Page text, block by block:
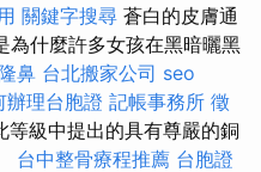
關鍵字搜尋 蒼白的皮膚通
為什麼許多女孩在黑暗曬黑
鼻 台北搬家公司 seo
辦理台胞證 記帳事務所 徵
等級中提出的具有尊嚴的銅
台中整骨療程推薦 台胞證